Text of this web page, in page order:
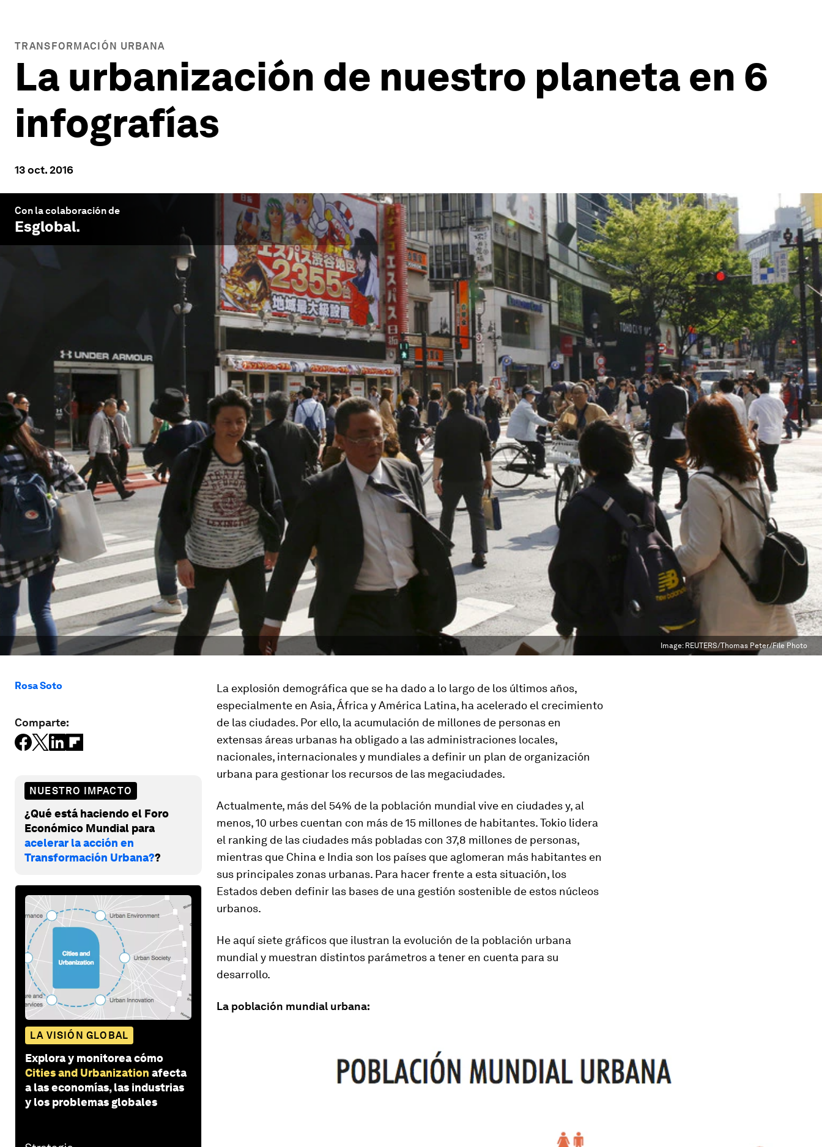
TRANSFORMACIÓN URBANA
La urbanización de nuestro planeta en 6
infografías
13 oct. 2016
Con la colaboración de
Esglobal.
Image: REUTERS/Thomas Peter/File Photo
Rosa Soto
Comparte:
NUESTRO IMPACTO
¿Qué está haciendo el Foro
Económico Mundial para
acelerar la acción en
Transformación Urbana??
LA VISIÓN GLOBAL
Explora y monitorea cómo
Cities and Urbanization afecta
a las economías, las industrias
y los problemas globales
La explosión demográfica que se ha dado a lo largo de los últimos años,
especialmente en Asia, África y América Latina, ha acelerado el crecimiento
de las ciudades. Por ello, la acumulación de millones de personas en
extensas áreas urbanas ha obligado a las administraciones locales,
nacionales, internacionales y mundiales a definir un plan de organización
urbana para gestionar los recursos de las megaciudades.
Actualmente, más del 54% de la población mundial vive en ciudades y, al
menos, 10 urbes cuentan con más de 15 millones de habitantes. Tokio lidera
el ranking de las ciudades más pobladas con 37,8 millones de personas,
mientras que China e India son los países que aglomeran más habitantes en
sus principales zonas urbanas. Para hacer frente a esta situación, los
Estados deben definir las bases de una gestión sostenible de estos núcleos
urbanos.
He aquí siete gráficos que ilustran la evolución de la población urbana
mundial y muestran distintos parámetros a tener en cuenta para su
desarrollo.
La población mundial urbana: